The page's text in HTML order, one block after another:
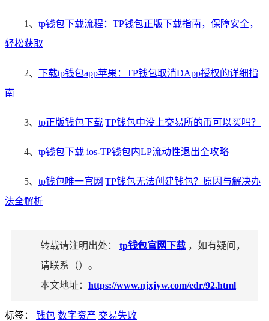
1、 tp钱包下载流程：TP钱包正版下载指南，保障安全，
轻松获取
2、 下载tp钱包app苹果：TP钱包取消DApp授权的详细指
南
3、 tp正版钱包下载|TP钱包中没上交易所的币可以买吗？
4、 tp钱包下载 ios-TP钱包内LP流动性退出全攻略
5、 tp钱包唯一官网|TP钱包无法创建钱包？原因与解决办
法全解析
转载请注明出处： tp钱包官网下载 ，如有疑问，
请联系（）。
本文地址： https://www.njxjyw.com/edr/92.html
标签： 钱包 数字资产 交易失败